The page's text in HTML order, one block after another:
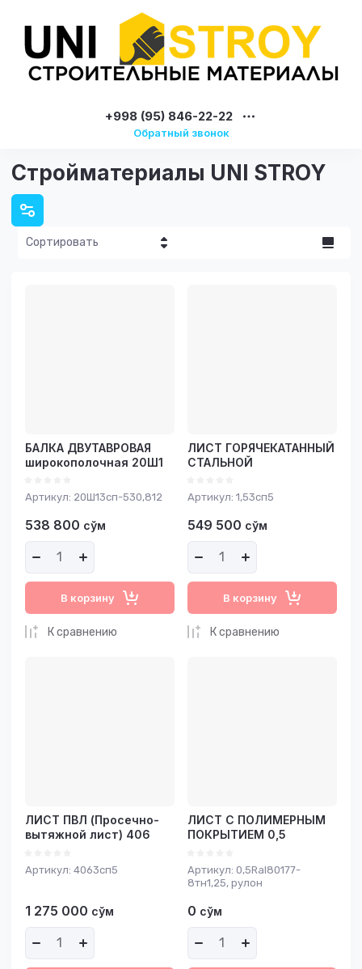
+998 (95) 846-22-22
Обратный звонок
Стройматериалы UNI STROY
Сортировать
БАЛКА ДВУТАВРОВАЯ
широкополочная 20Ш1
Артикул: 20Ш13сп-530,812
538 800 сўм
В корзину
К сравнению
ЛИСТ ГОРЯЧЕКАТАННЫЙ
СТАЛЬНОЙ
Артикул: 1,53сп5
549 500 сўм
В корзину
К сравнению
ЛИСТ ПВЛ (Просечно-
вытяжной лист) 406
Артикул: 4063сп5
1 275 000 сўм
ЛИСТ С ПОЛИМЕРНЫМ
ПОКРЫТИЕМ 0,5
Артикул: 0,5Ral80177-
8тн1,25, рулон
0 сўм